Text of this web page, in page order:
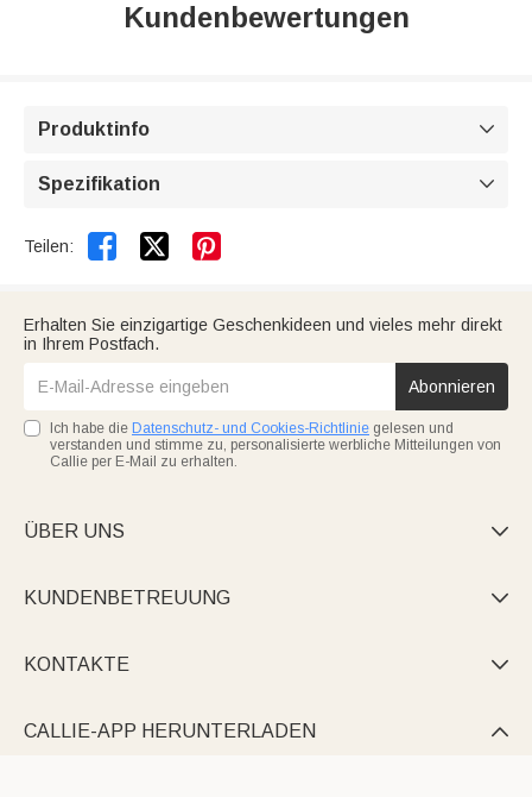
Kundenbewertungen
Produktinfo 
Spezifikation 
Teilen:  
Erhalten Sie einzigartige Geschenkideen und vieles mehr direkt
in Ihrem Postfach.
Abonnieren
Ich habe die Datenschutz- und Cookies-Richtlinie gelesen und
verstanden und stimme zu, personalisierte werbliche Mitteilungen von
Callie per E-Mail zu erhalten.
ÜBER UNS 
KUNDENBETREUUNG 
KONTAKTE 
CALLIE-APP HERUNTERLADEN 